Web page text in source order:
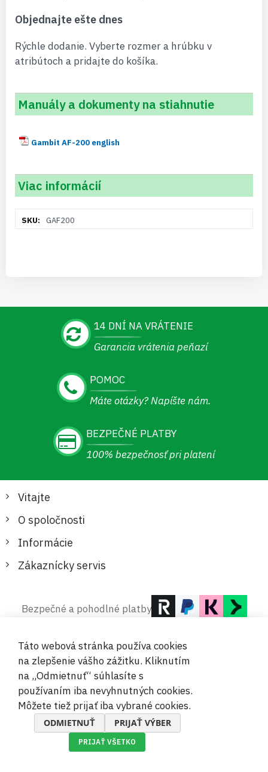
Objednajte ešte dnes
Rýchle dodanie. Vyberte rozmer a hrúbku v
atribútoch a pridajte do košíka.
Manuály a dokumenty na stiahnutie
Gambit AF-200 english
Viac informácií
informáciíGAF200
14 DNÍ NA VRÁTENIE
Garancia vrátenia peňazí
POMOC
Máte otázky? Napíšte nám.
BEZPEČNÉ PLATBY
100% bezpečnosť pri platení
Vitajte
O spoločnosti
Informácie
Zákaznícky servis
Bezpečné a pohodlné platby
© 2019-2026 Megamix s.r.o.
Táto webová stránka používa cookies
na zlepšenie vášho zážitku. Kliknutím
na „Odmietnuť“ súhlasíte s
používaním iba nevyhnutných cookies.
Môžete tiež prijať iba vybrané cookies.
ODMIETNUŤ PRIJAŤ VÝBER
PRIJAŤ VŠETKO